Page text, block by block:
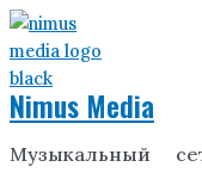
Перейти
к
содержимому
Nimus Media
Музыкальный